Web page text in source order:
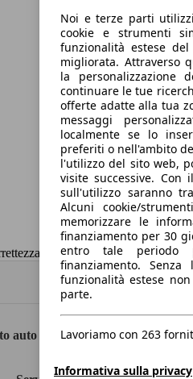
dei dati.
auto europeo.
Noi e terze parti
cookie e strumenti
funzionalità estese
migliorata. Attraverso
la personalizzazione
continuare le tue
offerte adatte alla tua
messaggi
localmente se lo
preferiti o nell'ambito
l'utilizzo del sito web,
visite successive. Con
sull'utilizzo saranno
Alcuni cookie/
memorizzare le
finanziamento per 30
entro tale periodo
finanziamento.
funzionalità estese
parte.
Lavoriamo con 263
Informativa sulla privacy